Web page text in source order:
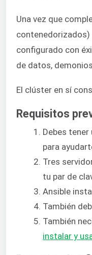
Una vez que
contenedorizados)
configurado con
de datos,
El clúster en sí
Requisitos
Debes tener
para
Tres
tu par de
Ansible
También
También
instalar y